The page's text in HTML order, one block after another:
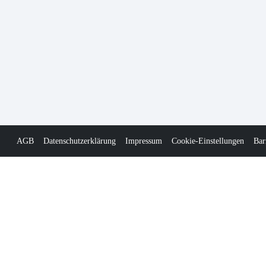
AGB Datenschutzerklärung Impressum Cookie-Einstellungen